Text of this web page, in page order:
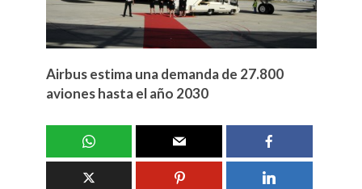
Airbus estima una demanda de 27.800
aviones hasta el año 2030